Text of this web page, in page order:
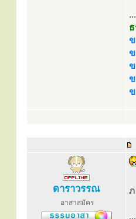
ดาราวรรณ
อาสาสมัคร